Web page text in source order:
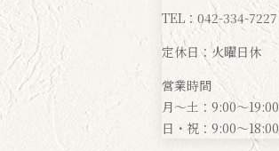
TEL：042-334-7227
定休日：火曜日休
営業時間
月～土：9:00～19:00
日・祝：9:00～18:00